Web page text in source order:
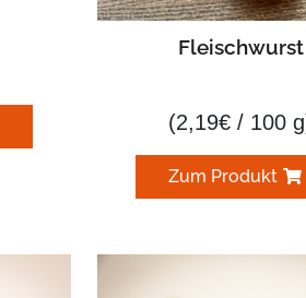
Fleischwurst
(2,19€ / 100
Zum Produkt